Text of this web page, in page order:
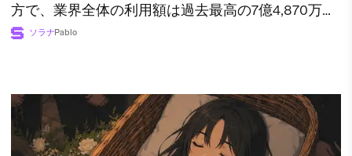
方で、業界全体の利用額は過去最高の7億4,870万ド
ルに達した。
ソラナPablo